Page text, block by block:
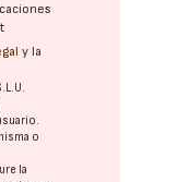
y la
o
la